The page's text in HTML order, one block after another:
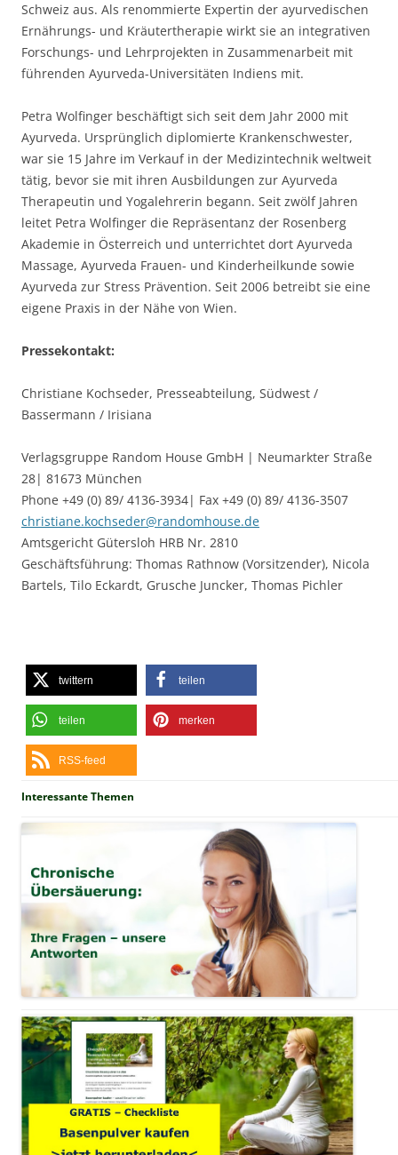
Schweiz aus. Als renommierte Expertin der ayurvedischen
Ernährungs- und Kräutertherapie wirkt sie an integrativen
Forschungs- und Lehrprojekten in Zusammenarbeit mit
führenden Ayurveda-Universitäten Indiens mit.
Petra Wolfinger beschäftigt sich seit dem Jahr 2000 mit
Ayurveda. Ursprünglich diplomierte Krankenschwester,
war sie 15 Jahre im Verkauf in der Medizintechnik weltweit
tätig, bevor sie mit ihren Ausbildungen zur Ayurveda
Therapeutin und Yogalehrerin begann. Seit zwölf Jahren
leitet Petra Wolfinger die Repräsentanz der Rosenberg
Akademie in Österreich und unterrichtet dort Ayurveda
Massage, Ayurveda Frauen- und Kinderheilkunde sowie
Ayurveda zur Stress Prävention. Seit 2006 betreibt sie eine
eigene Praxis in der Nähe von Wien.
Pressekontakt:
Christiane Kochseder, Presseabteilung, Südwest /
Bassermann / Irisiana
Verlagsgruppe Random House GmbH | Neumarkter Straße
28| 81673 München
Phone +49 (0) 89/ 4136-3934| Fax +49 (0) 89/ 4136-3507
christiane.kochseder@randomhouse.de
Amtsgericht Gütersloh HRB Nr. 2810
Geschäftsführung: Thomas Rathnow (Vorsitzender), Nicola
Bartels, Tilo Eckardt, Grusche Juncker, Thomas Pichler
twittern teilen
teilen merken
RSS-feed
Interessante Themen